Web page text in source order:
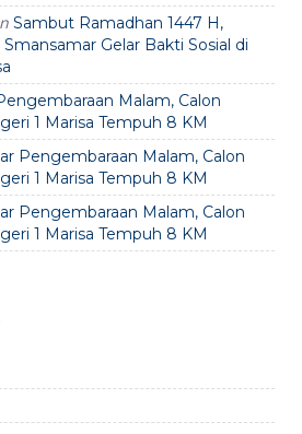
Sambut Ramadhan 1447 H,
Gelar Bakti Sosial di
Malam, Calon
1 Marisa Tempuh 8 KM
Pengembaraan Malam, Calon
1 Marisa Tempuh 8 KM
Pengembaraan Malam, Calon
1 Marisa Tempuh 8 KM